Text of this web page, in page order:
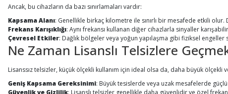
Ancak, bu cihazların da bazı sınırlamaları vardır:
Kapsama Alanı: Genellikle birkaç kilometre ile sınırlı bir mesafede etkili
Frekans Karışıklığı: Aynı frekansı kullanan diğer cihazlarla sinyaller
Çevresel Etkiler: Dağlık bölgeler veya yoğun yapılaşma gibi fiziksel
Ne Zaman Lisanslı Telsizlere
Lisanssız telsizler, küçük ölçekli kullanım için ideal olsa da, daha büyük
Geniş Kapsama Gereksinimi: Büyük tesislerde veya uzak mesafelerde
Güvenlik ve Gizlilik: Lisanslı telsizler genellikle daha güvenlidir ve özel